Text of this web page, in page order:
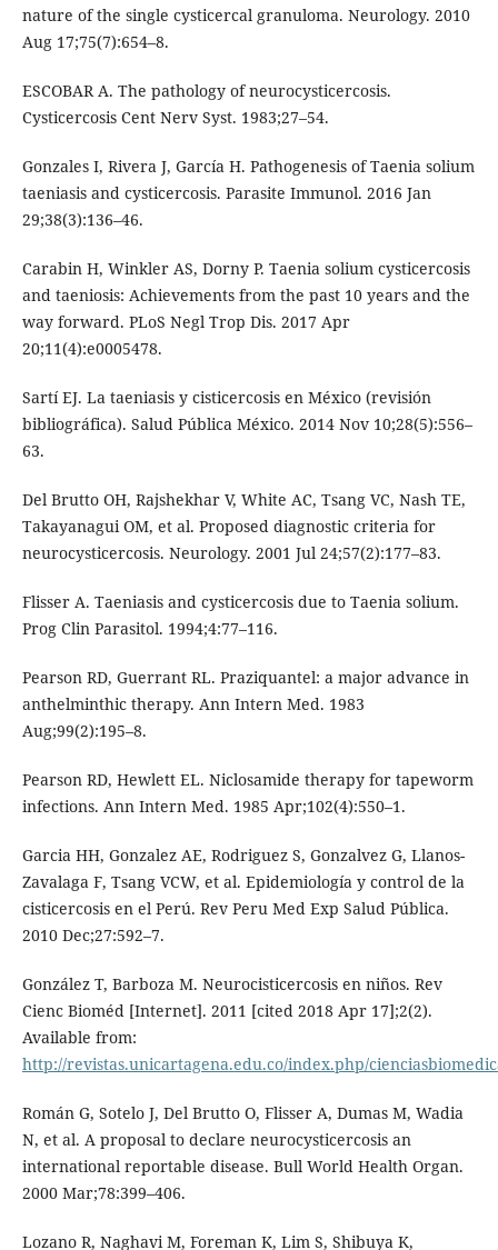
nature of the single cysticercal granuloma. Neurology. 2010
Aug 17;75(7):654–8.
ESCOBAR A. The pathology of neurocysticercosis.
Cysticercosis Cent Nerv Syst. 1983;27–54.
Gonzales I, Rivera J, García H. Pathogenesis of Taenia solium
taeniasis and cysticercosis. Parasite Immunol. 2016 Jan
29;38(3):136–46.
Carabin H, Winkler AS, Dorny P. Taenia solium cysticercosis
and taeniosis: Achievements from the past 10 years and the
way forward. PLoS Negl Trop Dis. 2017 Apr
20;11(4):e0005478.
Sartí EJ. La taeniasis y cisticercosis en México (revisión
bibliográfica). Salud Pública México. 2014 Nov 10;28(5):556–
63.
Del Brutto OH, Rajshekhar V, White AC, Tsang VC, Nash TE,
Takayanagui OM, et al. Proposed diagnostic criteria for
neurocysticercosis. Neurology. 2001 Jul 24;57(2):177–83.
Flisser A. Taeniasis and cysticercosis due to Taenia solium.
Prog Clin Parasitol. 1994;4:77–116.
Pearson RD, Guerrant RL. Praziquantel: a major advance in
anthelminthic therapy. Ann Intern Med. 1983
Aug;99(2):195–8.
Pearson RD, Hewlett EL. Niclosamide therapy for tapeworm
infections. Ann Intern Med. 1985 Apr;102(4):550–1.
Garcia HH, Gonzalez AE, Rodriguez S, Gonzalvez G, Llanos-
Zavalaga F, Tsang VCW, et al. Epidemiología y control de la
cisticercosis en el Perú. Rev Peru Med Exp Salud Pública.
2010 Dec;27:592–7.
González T, Barboza M. Neurocisticercosis en niños. Rev
Cienc Bioméd [Internet]. 2011 [cited 2018 Apr 17];2(2).
Available from:
http://revistas.unicartagena.edu.co/index.php/
Román G, Sotelo J, Del Brutto O, Flisser A, Dumas M, Wadia
N, et al. A proposal to declare neurocysticercosis an
international reportable disease. Bull World Health Organ.
2000 Mar;78:399–406.
Lozano R, Naghavi M, Foreman K, Lim S, Shibuya K,